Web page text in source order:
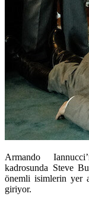
Armando
kadrosunda Steve
önemli isimlerin yer
giriyor.